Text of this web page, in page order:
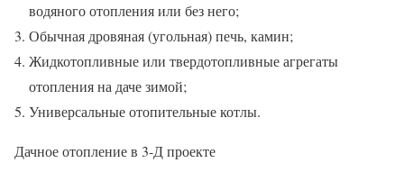
водяного отопления или без него;
Обычная дровяная (угольная) печь, камин;
Жидкотопливные или твердотопливные агрегаты
отопления на даче зимой;
Универсальные отопительные котлы.
Дачное отопление в 3-Д проекте